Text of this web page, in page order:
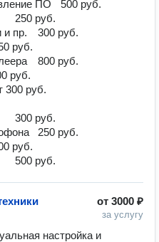
ПО	500 руб.
руб.
руб.
руб.
Замена корпуса микрофона	500 руб.
от 3000 ₽
за услугу
настройка и